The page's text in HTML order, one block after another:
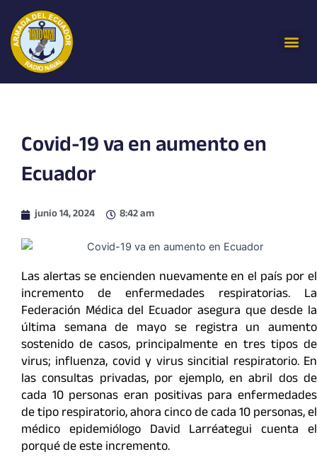
contenido
Covid-19 va en aumento en
Ecuador
junio 14, 2024 8:42 am
Las alertas se encienden nuevamente en el país por el
incremento de enfermedades respiratorias. La
Federación Médica del Ecuador asegura que desde la
última semana de mayo se registra un aumento
sostenido de casos, principalmente en tres tipos de
virus; influenza, covid y virus sincitial respiratorio. En
las consultas privadas, por ejemplo, en abril dos de
cada 10 personas eran positivas para enfermedades
de tipo respiratorio, ahora cinco de cada 10 personas, el
médico epidemiólogo David Larréategui cuenta el
porqué de este incremento.